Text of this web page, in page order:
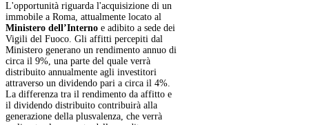
L'opportunità riguarda l'acquisizione di un
immobile a Roma, attualmente locato al
Ministero dell’Interno e adibito a sede dei
Vigili del Fuoco. Gli affitti percepiti dal
Ministero generano un rendimento annuo di
circa il 9%, una parte del quale verrà
distribuito annualmente agli investitori
attraverso un dividendo pari a circa il 4%.
La differenza tra il rendimento da affitto e
il dividendo distribuito contribuirà alla
generazione della plusvalenza, che verrà